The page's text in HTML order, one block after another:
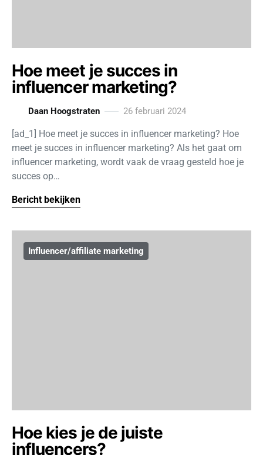
Hoe meet je succes in
influencer marketing?
Daan Hoogstraten 26 februari 2024
[ad_1] Hoe meet je succes in influencer marketing? Hoe
meet je succes in influencer marketing? Als het gaat om
influencer marketing, wordt vaak de vraag gesteld hoe je
succes op…
Bericht bekijken
Influencer/affiliate marketing
Hoe kies je de juiste
influencers?